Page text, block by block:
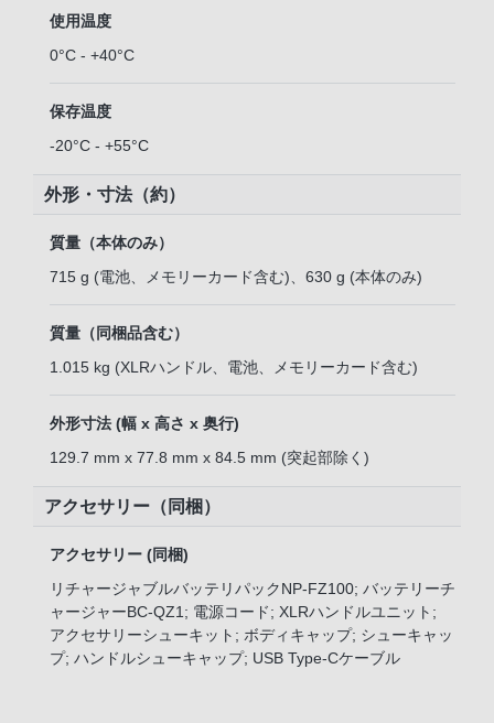
使用温度
0°C - +40°C
保存温度
-20°C - +55°C
外形・寸法（約）
質量（本体のみ）
715 g (電池、メモリーカード含む)、630 g (本体のみ)
質量（同梱品含む）
1.015 kg (XLRハンドル、電池、メモリーカード含む)
外形寸法 (幅 x 高さ x 奥行)
129.7 mm x 77.8 mm x 84.5 mm (突起部除く)
アクセサリー（同梱）
アクセサリー (同梱)
リチャージャブルバッテリパックNP-FZ100; バッテリーチ
ャージャーBC-QZ1; 電源コード; XLRハンドルユニット;
アクセサリーシューキット; ボディキャップ; シューキャッ
プ; ハンドルシューキャップ; USB Type-Cケーブル